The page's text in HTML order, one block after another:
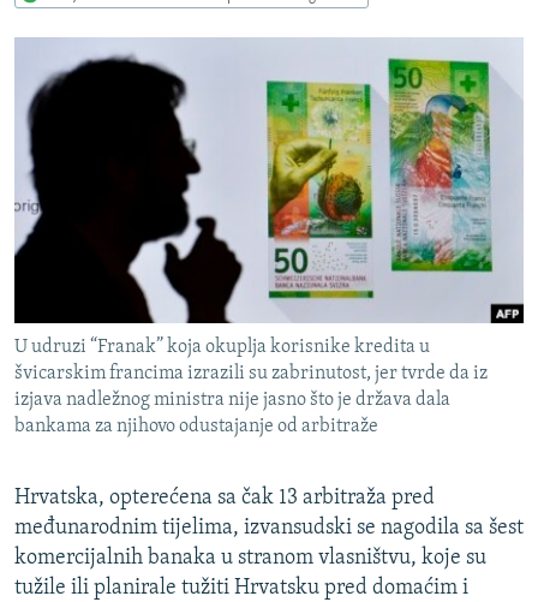
INFOGRAFIKE
KINA NA BALKANU
RSE PRIČE IZ SVIJETA
ISPRIČAJ MI
DNEVNO@RSE
SPECIJALI RSE
GENOCID U SREBRENICI
POPLAVE I KLIZIŠTA U BIH 2024.
TV LIBERTY
POST SCRIPTUM
MOJA EVROPA
TRI DECENIJE OD RATA U BIH
SVE KARTE DEJTONA
NASTANAK I RASPAD JUGOSLAVIJE
PRATITE NAS
Sve RFE/RL stranice
U udruzi “Franak” koja okuplja korisnike kredita u
švicarskim francima izrazili su zabrinutost, jer tvrde da iz
izjava nadležnog ministra nije jasno što je država dala
bankama za njihovo odustajanje od arbitraže
Hrvatska, opterećena sa čak 13 arbitraža pred
međunarodnim tijelima, izvansudski se nagodila sa šest
komercijalnih banaka u stranom vlasništvu, koje su
tužile ili planirale tužiti Hrvatsku pred domaćim i